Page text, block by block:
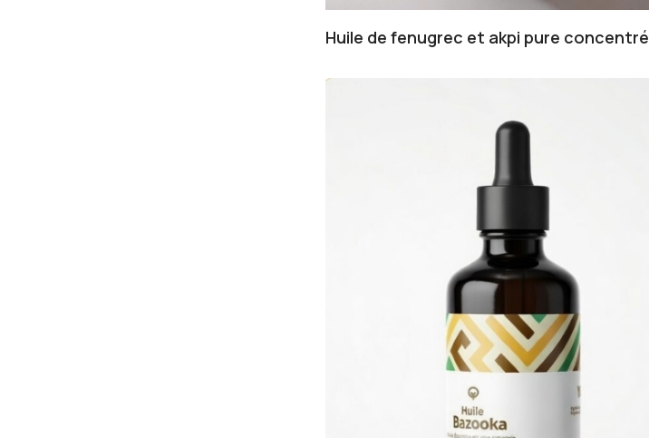
Huile de fenugrec et akpi pure concentré